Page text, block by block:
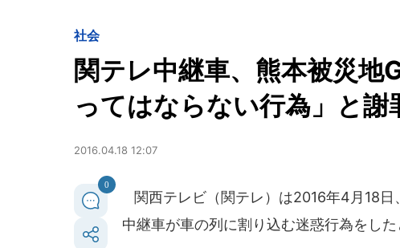
社会
関テレ中継車、熊本被災
ってはならない行為」と謝
2016.04.18 12:07
0
関西テレビ（関テレ）は2016年4月18
中継車が車の列に割り込む迷惑行為をした